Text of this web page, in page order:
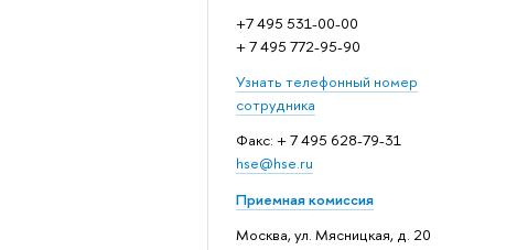
+7 495 531-00-00
+ 7 495 772-95-90
Узнать телефонный номер
сотрудника
Факс: + 7 495 628-79-31
hse@hse.ru
Приемная комиссия
Москва, ул. Мясницкая, д. 20